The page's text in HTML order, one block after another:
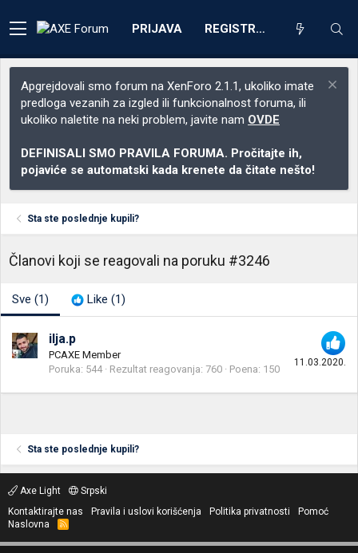
PRIJAVA REGISTRACIJA
Apgrejdovali smo forum na XenForo 2.1.1, ukoliko imate
predloga vezanih za izgled ili funkcionalnost foruma, ili
ukoliko naletite na neki problem, javite nam OVDE
DEFINISALI SMO PRAVILA FORUMA. Pročitajte ih,
pojaviće se automatski kada krenete da čitate nešto!
Sta ste poslednje kupili?
Članovi koji se reagovali na poruku #3246
Sve (1) Like (1)
11.03.2020.
ilja.p
PCAXE Member
Poruka 544 Rezultat reagovanja 760 Poena 150
Sta ste poslednje kupili?
Axe Light
Srpski
Kontaktirajte nas
Pravila i uslovi korišćenja Politika privatnosti
Pomoć
Naslovna
R
S